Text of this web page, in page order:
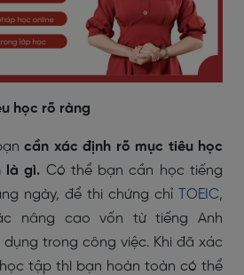
học rõ ràng
cần xác định rõ mục tiêu học
là gì. Có thể bạn cần học tiếng
ngày, để thi chứng chỉ
TOEIC,
nâng cao vốn từ tiếng Anh
dụng trong công việc. Khiđã xác
tập thì bạn hoàn toàn có thể